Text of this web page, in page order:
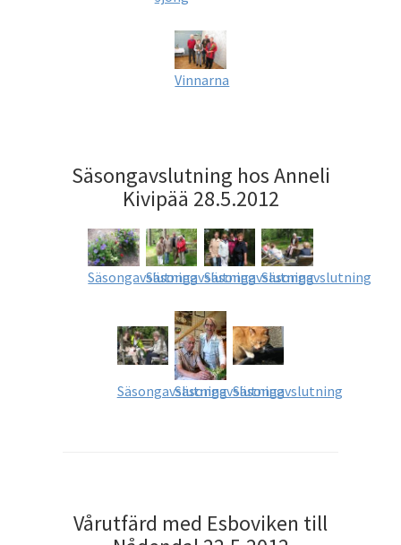
Vinnarna
Säsongavslutning hos Anneli
Kivipää 28.5.2012
SäsongavslutningSäsongavslutningSäsongavslutningSäsongavslutning
SäsongavslutningSäsongavslutningSäsongavslutning
Vårutfärd med Esboviken till